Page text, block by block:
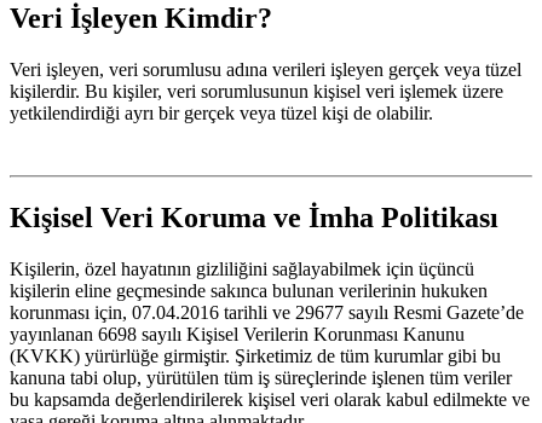
Veri İşleyen Kimdir?
Veri işleyen, veri sorumlusu adına verileri işleyen gerçek veya tüzel
kişilerdir. Bu kişiler, veri sorumlusunun kişisel veri işlemek üzere
yetkilendirdiği ayrı bir gerçek veya tüzel kişi de olabilir.
Kişisel Veri Koruma ve İmha Politikası
Kişilerin, özel hayatının gizliliğini sağlayabilmek için üçüncü
kişilerin eline geçmesinde sakınca bulunan verilerinin hukuken
korunması için, 07.04.2016 tarihli ve 29677 sayılı Resmi Gazete’de
yayınlanan 6698 sayılı Kişisel Verilerin Korunması Kanunu
(KVKK) yürürlüğe girmiştir. Şirketimiz de tüm kurumlar gibi bu
kanuna tabi olup, yürütülen tüm iş süreçlerinde işlenen tüm veriler
bu kapsamda değerlendirilerek kişisel veri olarak kabul edilmekte ve